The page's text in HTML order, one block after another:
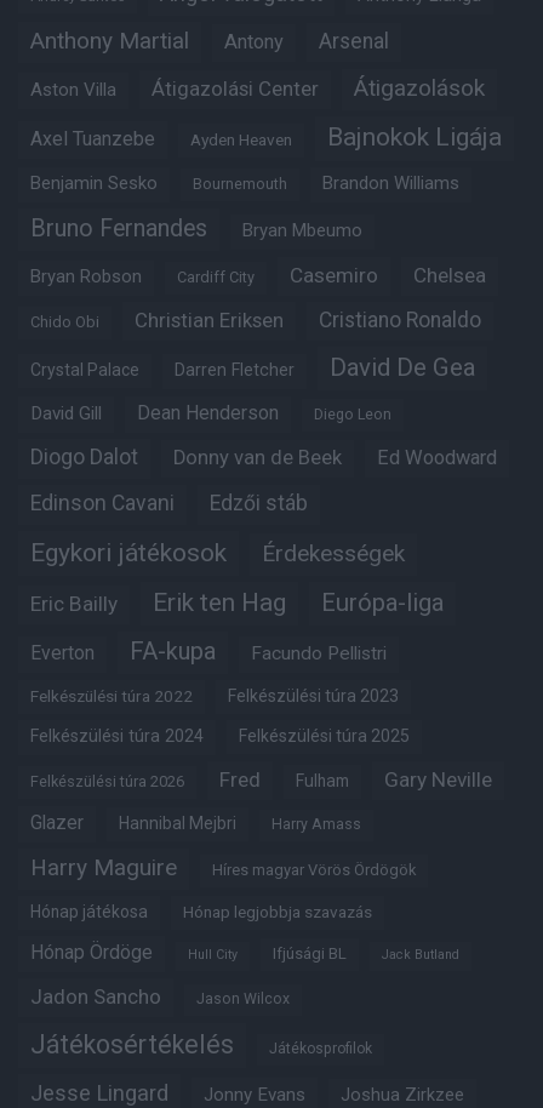
Anthony Martial Antony Arsenal
Aston Villa Átigazolási Center Átigazolások
Axel Tuanzebe Ayden Heaven Bajnokok Ligája
Benjamin Sesko Bournemouth Brandon Williams
Bruno Fernandes Bryan Mbeumo
Bryan Robson Cardiff City Casemiro Chelsea
Chido Obi Christian Eriksen Cristiano Ronaldo
Crystal Palace Darren Fletcher David De Gea
David Gill Dean Henderson Diego Leon
Diogo Dalot Donny van de Beek Ed Woodward
Edinson Cavani Edzői stáb
Egykori játékosok Érdekességek
Eric Bailly Erik ten Hag Európa-liga
Everton FA-kupa Facundo Pellistri
Felkészülési túra 2022 Felkészülési túra 2023
Felkészülési túra 2024 Felkészülési túra 2025
Felkészülési túra 2026 Fred Fulham Gary Neville
Glazer Hannibal Mejbri Harry Amass
Harry Maguire Híres magyar Vörös Ördögök
Hónap játékosa Hónap legjobbja szavazás
Hónap Ördöge Hull City Ifjúsági BL Jack Butland
Jadon Sancho Jason Wilcox
Játékosértékelés Játékosprofilok
Jesse Lingard Jonny Evans Joshua Zirkzee